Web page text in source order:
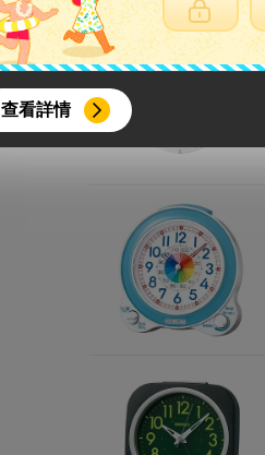
【8月簽到活動】
活動期間：
2026年8月1日上午
本月每完成簽到7次
，
本月簽到活動最多可獲
會員需完成手機認證才
查看詳情